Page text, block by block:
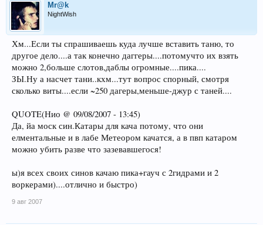
Mr@k
NightWish
Хм...Если ты спрашиваешь куда лучше вставить таню, то
другое дело....а так конечно даггеры....потомучто их взять
можно 2,больше слотов,даблы огромные....пика....
ЗЫ.Ну а насчет тани..кхм...тут вопрос спорный, смотря
сколько виты....если ~250 дагеры,меньше-джур с таней....
QUOTE(Нио @ 09/08/2007 - 13:45)
Да, йа моск син.Катары для кача потому, что они
елментальные и в лабе Метеором качатся, а в пвп катаром
можно убить разве что зазевавшегося!
ы)я всех своих синов качаю пика+гауч с 2гидрами и 2
воркерами)....отлично и быстро)
9 авг 2007